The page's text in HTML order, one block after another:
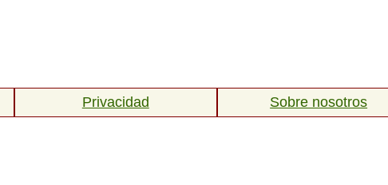
Privacidad Sobre nosotros